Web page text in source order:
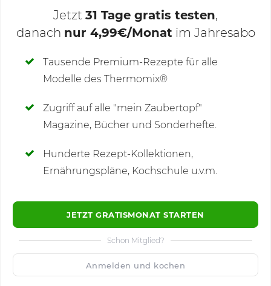
Deine Notizen
Jetzt 31 Tage gratis testen,
danach nur 4,99€/Monat im Jahresabo
Tausende Premium-Rezepte für alle
Modelle des Thermomix®
Zugriff auf alle "mein Zaubertopf"
Magazine, Bücher und Sonderhefte.
Hunderte Rezept-Kollektionen,
Ernährungspläne, Kochschule u.v.m.
JETZT GRATISMONAT STARTEN
Schon Mitglied?
Anmelden und kochen
Kommentare
🙂 1500 Speichern